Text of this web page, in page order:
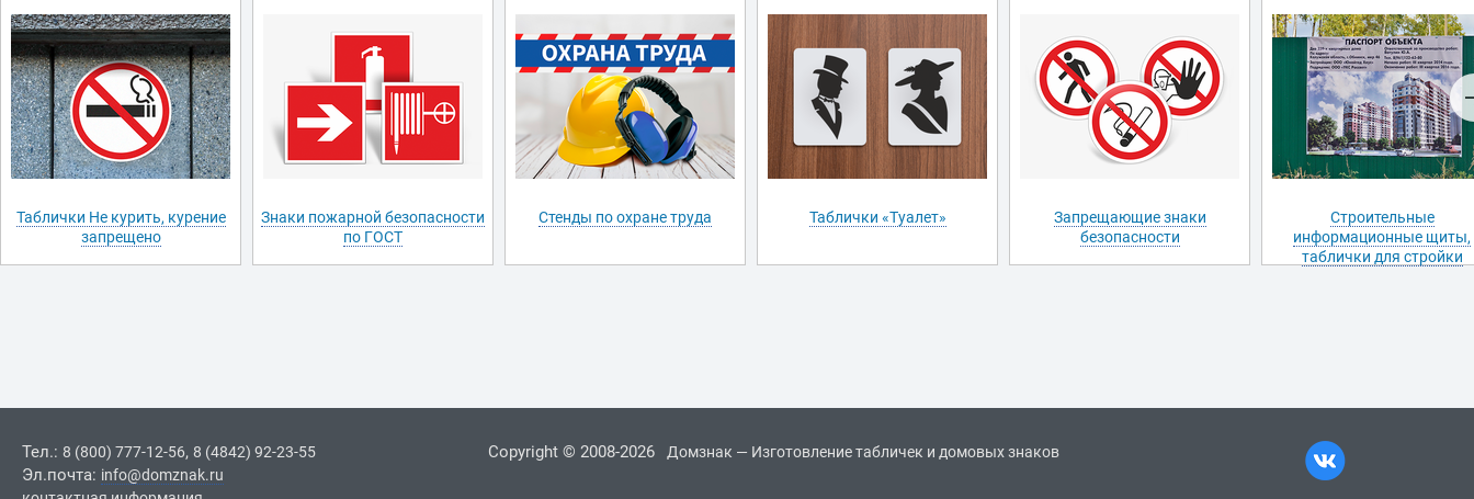
Таблички Не курить, курение
запрещено
Знаки пожарной безопасности
по ГОСТ
Стенды по охране труда Таблички «Туалет»
Запрещающие знаки
безопасности
Строительные
информационные щиты,
таблички для стройки
Тел.: 8 (800) 777-12-56, 8 (4842) 92-23-55
Эл.почта: info@domznak.ru
Copyright © 2008-2026 Домзнак — Изготовление табличек и домовых знаков